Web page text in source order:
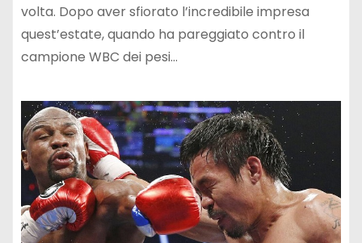
volta. Dopo aver sfiorato l’incredibile impresa
quest’estate, quando ha pareggiato contro il
campione WBC dei pesi…